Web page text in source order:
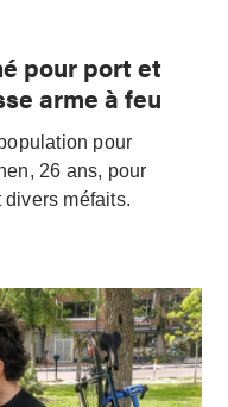
pour port et
arme à feu
pour
26 ans, pour
divers méfaits.